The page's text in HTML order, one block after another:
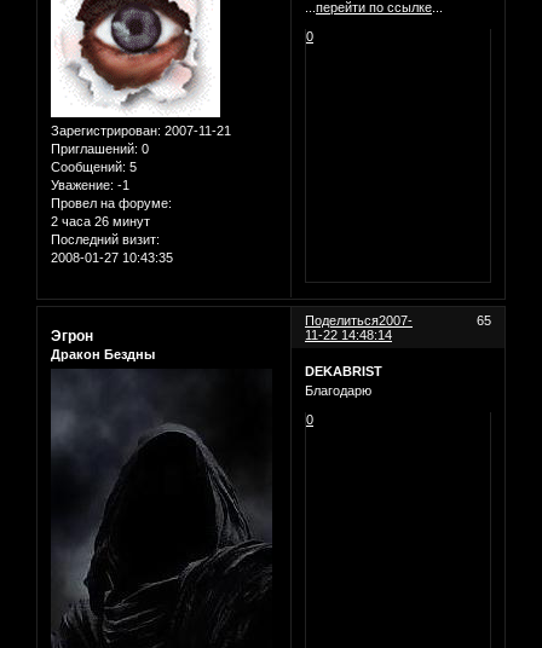
Зарегистрирован: 2007-11-21
Приглашений: 0
Сообщений: 5
Уважение: -1
Провел на форуме:
2 часа 26 минут
Последний визит:
2008-01-27 10:43:35
...перейти по ссылке
0
Поделиться 65
2007-
11-22 14:48:14
Эгрон
Дракон Бездны
DEKABRIST
Благодарю
0